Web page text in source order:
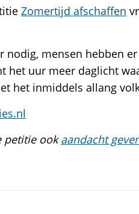
Zomertijd afschaffen
nodig, mensen hebben
het uur meer daglicht
het inmiddels allang
petitie ookaandacht